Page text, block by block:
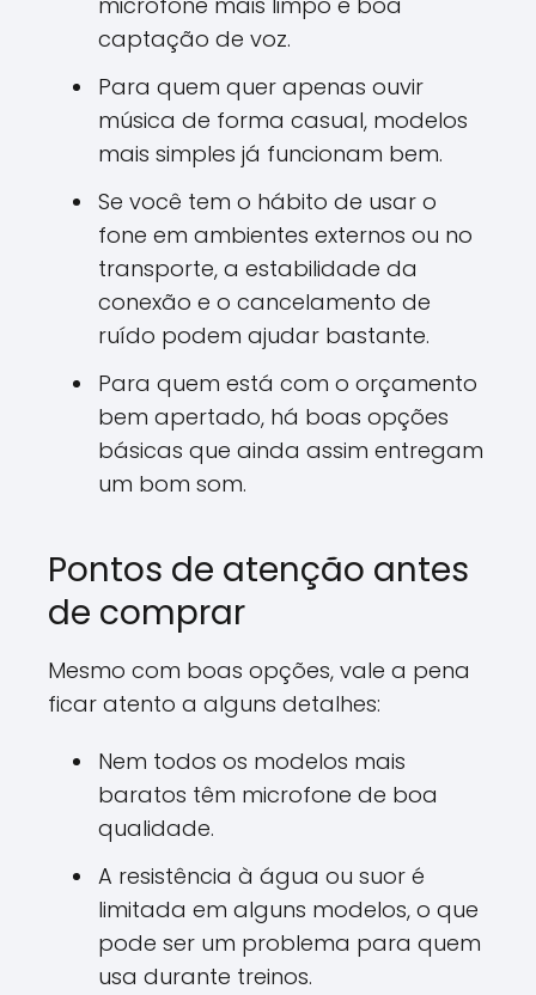
captação de voz.
Para quem quer apenas ouvir
música de forma casual, modelos
mais simples já funcionam bem.
Se você tem o hábito de usar o
fone em ambientes externos ou no
transporte, a estabilidade da
conexão e o cancelamento de
ruído podem ajudar bastante.
Para quem está com o orçamento
bem apertado, há boas opções
básicas que ainda assim entregam
um bom som.
Pontos de atenção antes
de comprar
Mesmo com boas opções, vale a pena
ficar atento a alguns detalhes:
Nem todos os modelos mais
baratos têm microfone de boa
qualidade.
A resistência à água ou suor é
limitada em alguns modelos, o que
pode ser um problema para quem
usa durante treinos.